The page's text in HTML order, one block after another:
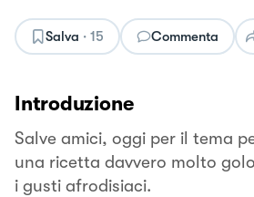
Salva · 15 Commenta
Introduzione
Salve amici, oggi per il tema
una ricetta davvero molto
i gusti afrodisiaci.